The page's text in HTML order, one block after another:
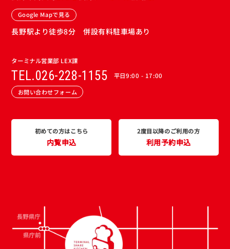
Google Mapで見る
長野駅より徒歩8分 併設有料駐車場あり
ターミナル営業部 LEX課
TEL.026-228-1155 平日9:00 - 17:00
お問い合わせフォーム
初めての方はこちら
内覧申込
2度目以降のご利用の方
利用予約申込